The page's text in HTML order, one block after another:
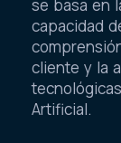
se basa en
capacidad
cliente y la
Artificial.